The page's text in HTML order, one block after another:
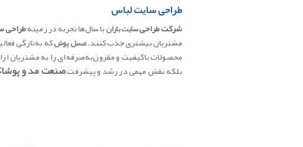
طراحی سایت لباس
شرکتطراحیسایت بارانبا سال‌ها تجربه در زمینهطراحی
مشتریان بیشتری جذب کنند.عسل پوشکه به‌تازگی
محصولات باکیفیت و مقرون‌به‌صرفه‌ای را به مشتریان
بلکه نقش مهمی در رشد و پیشرفتصنعت مد و